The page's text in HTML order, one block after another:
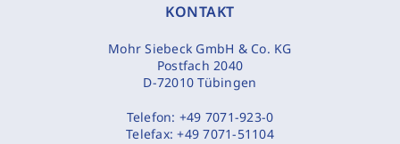
KONTAKT
Mohr Siebeck GmbH & Co. KG
Postfach 2040
D-72010 Tübingen
Telefon: +49 7071-923-0
Telefax:+49 7071-51104